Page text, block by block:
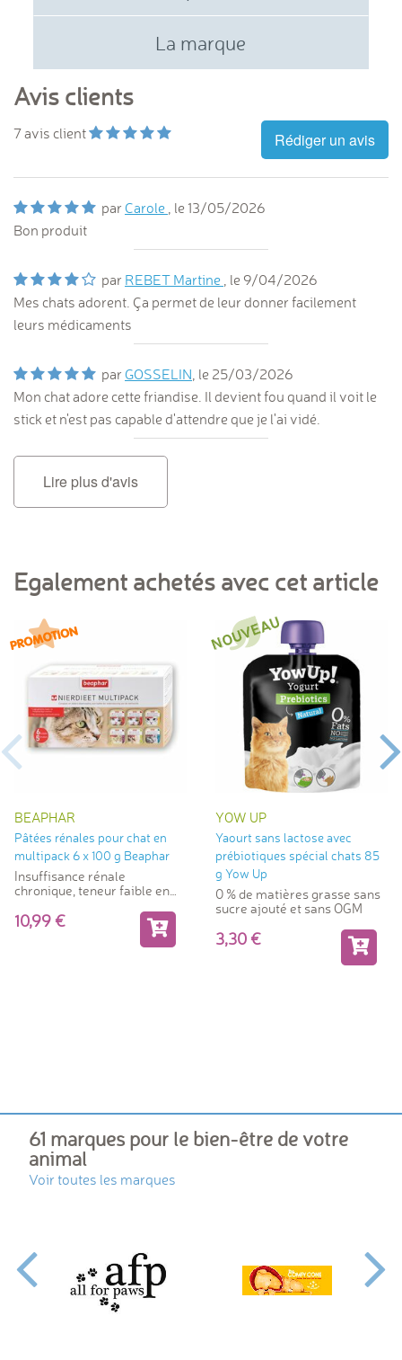
La marque
Avis clients
7avis client Rédiger un avis
par Carole , le 13/05/2026
Bon produit
par REBET Martine , le 9/04/2026
Mes chats adorent. Ça permet de leur donner facilement
leurs médicaments
par GOSSELIN, le 25/03/2026
Mon chat adore cette friandise. Il devient fou quand il voit le
stick et n'est pas capable d'attendre que je l'ai vidé.
Lire plus d'avis
Egalement achetés avec cet article
BEAPHAR
Pâtées rénales pour chat en
multipack 6 x 100 g Beaphar
Insuffisance rénale
chronique, teneur faible en
10,99
YOW UP
Yaourt sans lactose avec
prébiotiques spécial chats 85
g Yow Up
0 % de matières grasse sans
sucre ajouté et sans OGM
3,30
61 marques pour le bien-être de votre
animal
Voir toutes les marques